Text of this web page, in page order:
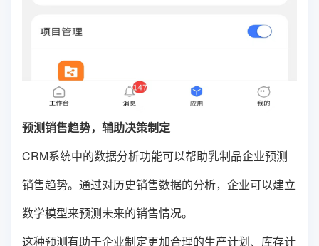
预测销售趋势，辅助决策制定
CRM系统中的数据分析功能可以帮助乳制品企业预测
销售趋势。通过对历史销售数据的分析，企业可以建立
数学模型来预测未来的销售情况。
这种预测有助于企业制定更加合理的生产计划、库存计